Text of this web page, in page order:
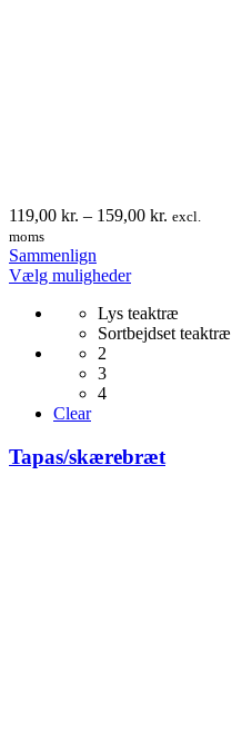
119,00 kr. – 159,00 kr. Prisinterval:
excl.
moms
Sammenlign
Vælg mulighederDette
har
flere
varesiden
Lys teaktræ
Sortbejdset teaktræ
2
3
4
Clear
Tapas/skærebræt